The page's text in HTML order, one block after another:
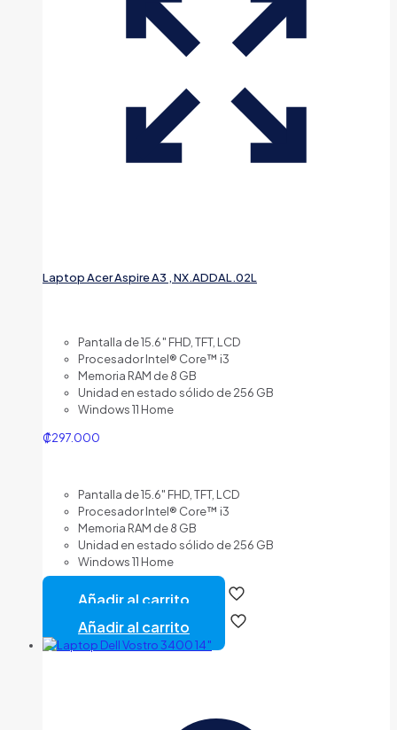
Laptop Acer Aspire A3 , NX.ADDAL.02L
Pantalla de 15.6″ FHD, TFT, LCD
Procesador Intel® Core™ i3
Memoria RAM de 8 GB
Unidad en estado sólido de 256 GB
Windows 11 Home
₡297.000
Pantalla de 15.6" FHD, TFT, LCD
Procesador Intel® Core™ i3
Memoria RAM de 8 GB
Unidad en estado sólido de 256 GB
Windows 11 Home
Añadir al carrito
Añadir al carrito